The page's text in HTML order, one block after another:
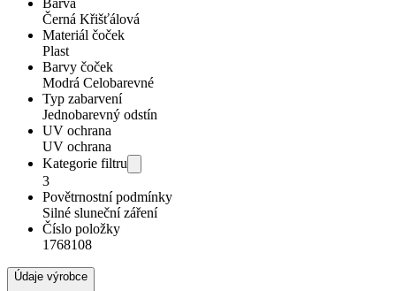
Černá Křišťálová
Materiál čoček
Plast
Barvy čoček
Modrá Celobarevné
Typ zabarvení
Jednobarevný odstín
UV ochrana
UV ochrana
Kategorie filtru
3
Povětrnostní podmínky
Silné sluneční záření
Číslo položky
1768108
Údaje výrobce